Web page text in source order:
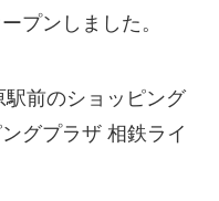
プンしました。
前のショッピング
グプラザ 相鉄ライ